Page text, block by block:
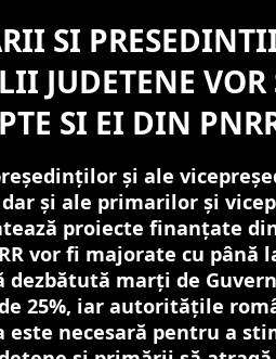
SI
JUDETENE VOR
SI EI DIN
și ale
și ale primarilor și
proiecte finanțate
vor fi majorate cu până
dezbătută marți de Guvern
25%, iar autoritățile
este necesară pentru a